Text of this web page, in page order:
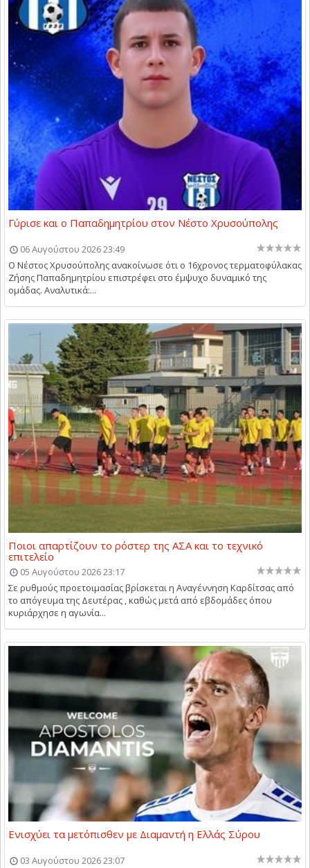
Γύρισε και ο Παπαδημητρίου στον Νέστο Χρυσούπολης
06 Αυγούστου 2026 23:49
Ο Νέστος Χρυσούπολης ανακοίνωσε ότι ο 16χρονος τερματοφύλακας
Ζήσης Παπαδημητρίου επιστρέφει στο έμψυχο δυναμικό της
ομάδας. Αναλυτικά:...
Ποιοι απαρτίζουν το ρόστερ της ΑΣΑ και το τεχνικό
επιτελείο
05 Αυγούστου 2026 23:17
Σε ρυθμούς προετοιμασίας βρίσκεται η Αναγέννηση Καρδίτσας από
το απόγευμα της Δευτέρας , καθώς μετά από εβδομάδες όπου
κυριάρχησε η αγωνία...
Ενισχύει τα μετόπισθεν με Διαμαντή η Ελλάς Σύρου
03 Αυγούστου 2026 23:07